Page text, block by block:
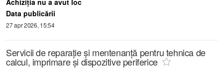
Achiziţia nu a avut loc
Data publicării
27 apr 2026, 15:54
Servicii de reparație și mentenanță pentru tehnica de
calcul, imprimare și dispozitive periferice